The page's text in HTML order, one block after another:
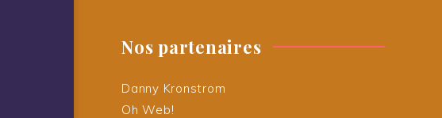
Nos partenaires
Danny Kronstrom
Oh Web!